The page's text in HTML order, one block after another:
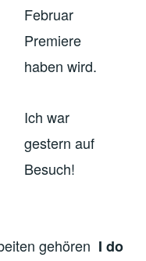
Februar
Premiere
haben wird.
Ich war
gestern auf
Besuch!
gehören I do